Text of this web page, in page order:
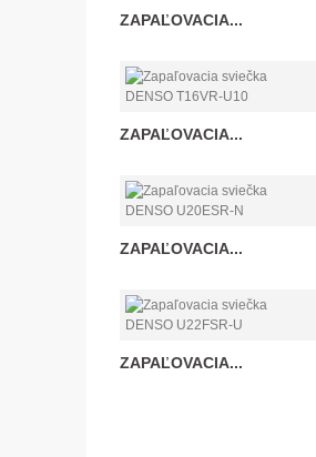
ZAPAĽOVACIA...
ZAPAĽOVACIA...
ZAPAĽOVACIA...
ZAPAĽOVACIA...